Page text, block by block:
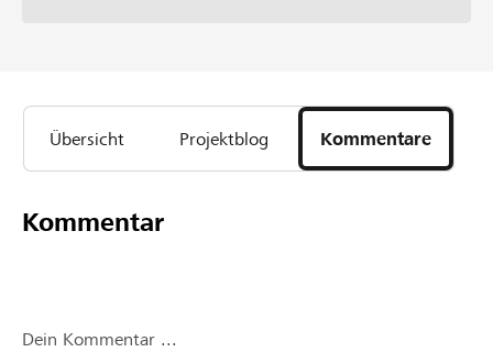
Übersicht Projektblog Kommentare
Kommentar
Dein Kommentar ...